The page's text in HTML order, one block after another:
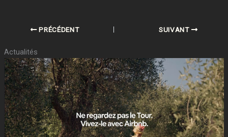
PRÉCÉDENT SUIVANT
Actualités